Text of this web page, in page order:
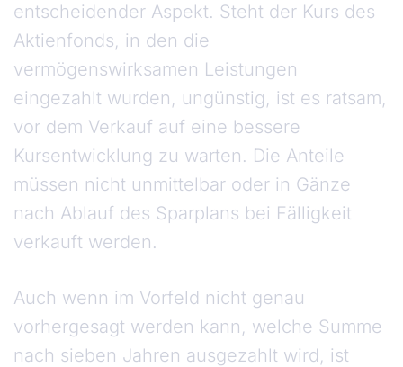
entscheidender Aspekt. Steht der Kurs des
Aktienfonds, in den die
vermögenswirksamen Leistungen
eingezahlt wurden, ungünstig, ist es ratsam,
vor dem Verkauf auf eine bessere
Kursentwicklung zu warten. Die Anteile
müssen nicht unmittelbar oder in Gänze
nach Ablauf des Sparplans bei Fälligkeit
verkauft werden.
Auch wenn im Vorfeld nicht genau
vorhergesagt werden kann, welche Summe
nach sieben Jahren ausgezahlt wird, ist